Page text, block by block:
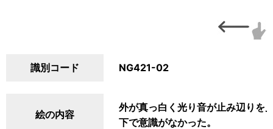
識別コード NG421-02
絵の内容
外が真っ白く光り音が止み辺りを
下で意識がなかった。